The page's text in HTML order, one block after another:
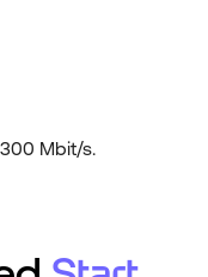
Mbit/s.